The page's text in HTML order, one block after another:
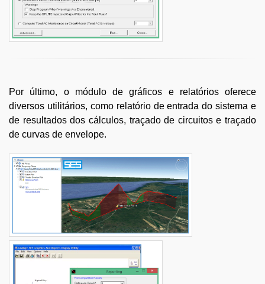
Por último, o módulo de gráficos e relatórios oferece
diversos utilitários, como relatório de entrada do sistema e
de resultados dos cálculos, traçado de circuitos e traçado
de curvas de envelope.